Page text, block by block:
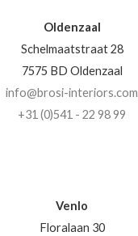
Oldenzaal
Schelmaatstraat 28
7575 BD Oldenzaal
info@brosi-interiors.com
+31 (0)541 - 22 98 99
Venlo
Floralaan 30